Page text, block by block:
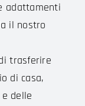
adattamenti
il nostro
trasferire
di casa,
delle